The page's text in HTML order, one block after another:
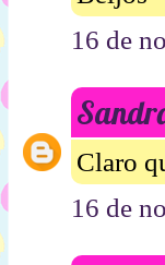
16 de
Claro
16 de